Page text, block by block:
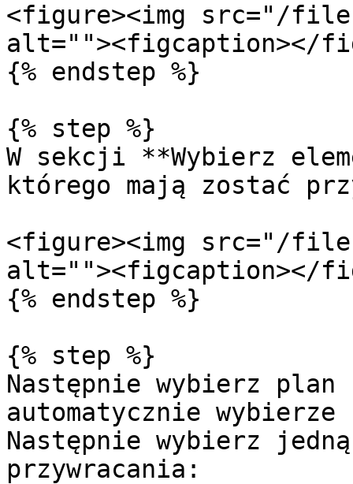
<figure><img src="/
alt=""><figcaption></
{% endstep %}
{% step %}
W sekcji **Wybierz
którego mają zostać
<figure><img src="/
alt=""><figcaption></
{% endstep %}
{% step %}
Następnie wybierz
automatycznie
Następnie wybierz
przywracania: